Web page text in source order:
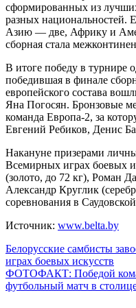
сформированных из
разных национальностей.
Азию — две, Африку и
сборная стала
В итоге победу в турнире
победившая в финале
европейского состава
Яна Погосян. Бронзовые
команда Европа-2, за
Евгений Ребиков, Денис
Накануне призерами
Всемирных играх боевых
(золото, до 72 кг), Роман
Александр Круглик
соревнования в
Источник: www.belta.by
Навигация
по
записям
Белорусские самбисты
играх боевых искусств
ФОТОФАКТ: Победой
футбольный матч в